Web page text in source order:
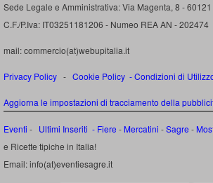
Sede Legale e Amministrativa: Via Magenta, 8 -
C.F./P.Iva: IT03251181206 - Numeo REA AN - 202474
mail: commercio(at)webupitalia.it
Privacy Policy - Cookie Policy -Condizioni di
Aggiorna le impostazioni di tracciamento della
Eventi - Ultimi Inseriti - Fiere - Mercatini -Sagre -
e Ricette tipiche in Italia!
Email: info(at)eventiesagre.it